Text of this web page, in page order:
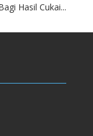
Hasil Cukai...